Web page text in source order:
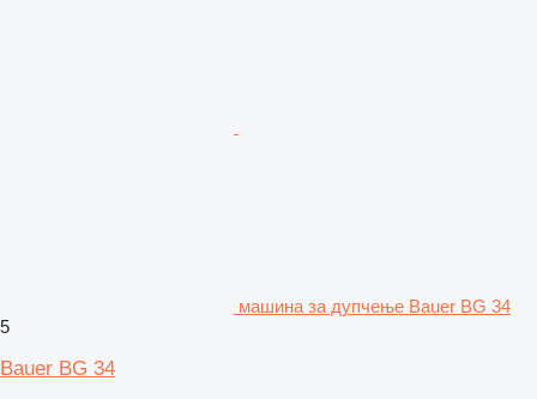
машина за дупчење Bauer BG 34
5
Bauer BG 34